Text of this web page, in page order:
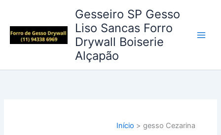
conteúdo
Gesseiro SP Gesso
Liso Sancas Forro
Drywall Boiserie
Alçapão
Início gesso Cezarina